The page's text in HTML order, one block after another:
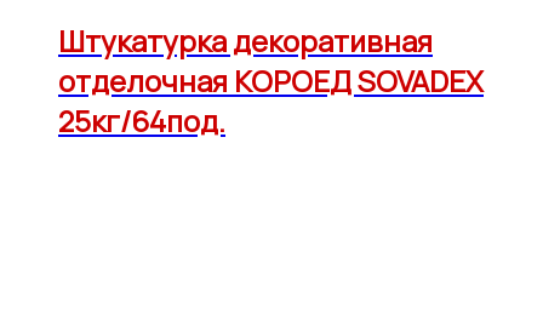
Штукатурка декоративная
отделочная КОРОЕД SOVADEX
25кг/64под.